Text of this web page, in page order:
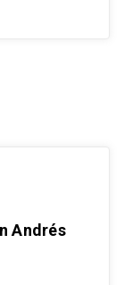
Andrés